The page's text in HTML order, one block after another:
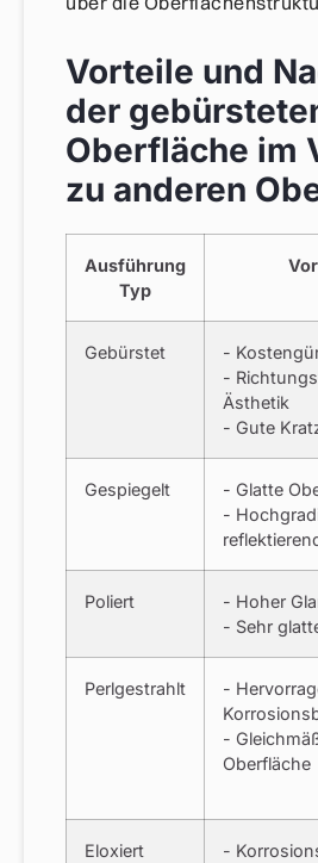
Vorteile und
der
Oberfläche im
zu anderen
Ausführung
Typ
Gebürstet
-
-
Ästhetik
- Gute
Gespiegelt
- Glatte
-
Poliert
- Hoher
- Sehr
Perlgestrahlt
-
-
Oberfläche
Eloxiert
-